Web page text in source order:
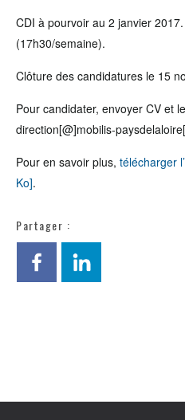
CDI à pourvoir au 2 janvier
(17h30/semaine).
Clôture des candidatures le 15
Pour candidater, envoyer CV et
direction[@]mobilis-
Pour en savoir plus, télécharger
Ko].
Partager :